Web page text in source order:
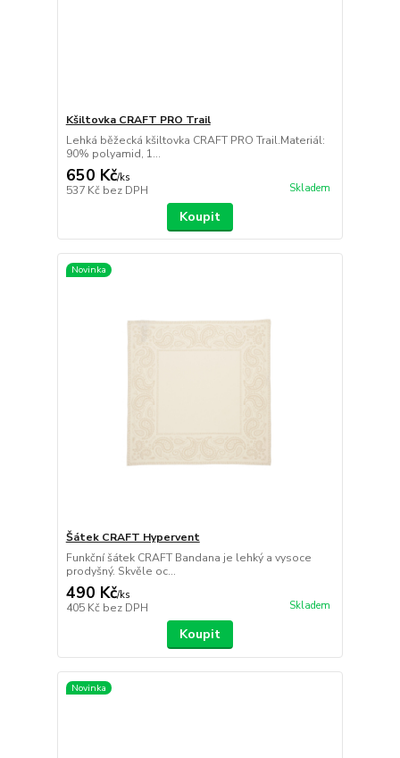
Kšiltovka CRAFT PRO Trail
Lehká běžecká kšiltovka CRAFT PRO Trail.Materiál:
90% polyamid, 1...
650 Kč/ks
537 Kč bez DPH Skladem
Koupit
Novinka
Šátek CRAFT Hypervent
Funkční šátek CRAFT Bandana je lehký a vysoce
prodyšný. Skvěle oc...
490 Kč/ks
405 Kč bez DPH Skladem
Koupit
Novinka